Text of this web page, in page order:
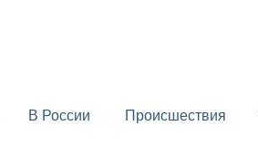
В России Происшествия